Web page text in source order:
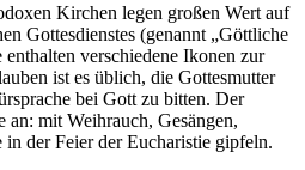
Kirchen legen großen Wert auf
Gottesdienstes (genannt „Göttliche
verschiedene Ikonen zur
ist es üblich, die Gottesmutter
bei Gott zu bitten. Der
an: mit Weihrauch, Gesängen,
der Feier der Eucharistie gipfeln.